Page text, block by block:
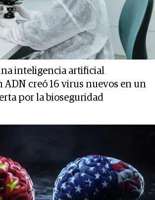
inteligencia artificial
ADN creó 16 virus nuevos en un
por la bioseguridad